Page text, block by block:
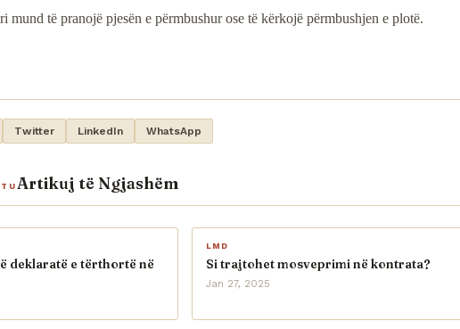
mund të pranojë pjesën e përmbushur ose të kërkojë përmbushjen e plotë.
Twitter LinkedIn WhatsApp
Artikuj të Ngjashëm
deklaratë e tërthortë në
LMD
Si trajtohet mosveprimi në kontrata?
Jan 27, 2025